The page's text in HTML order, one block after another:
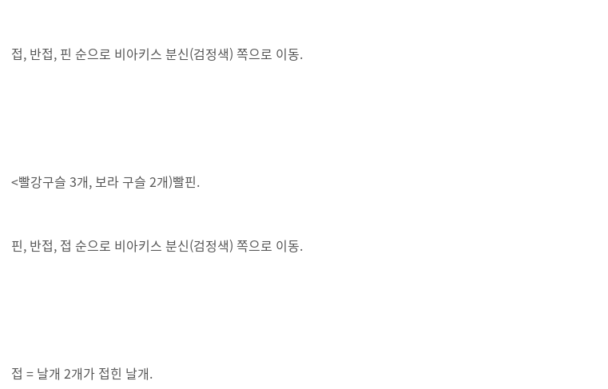
접, 반접, 핀 순으로 비아키스 분신(검정색) 쪽으로 이동.
<빨강구슬 3개, 보라 구슬 2개)빨핀.
핀, 반접, 접 순으로 비아키스 분신(검정색) 쪽으로 이동.
접 = 날개 2개가 접힌 날개.